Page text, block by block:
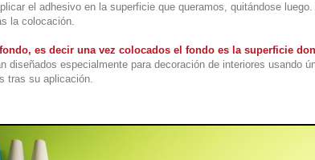
el adhesivo en la superficie que queramos, quitándose luego.
la colocación.
es decir una vez colocados el fondo es la superficie
diseñados especialmente para decoración de interiores usando
tras su aplicación.